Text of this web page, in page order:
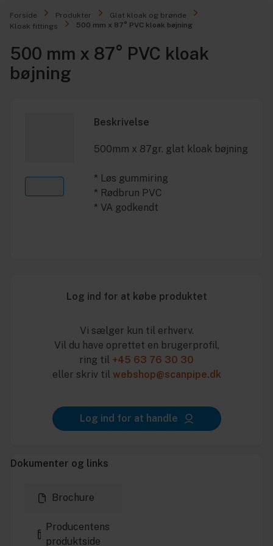
Forside Produkter
Glat kloak og brønde
Kloak fittings
500 mm x 87° PVC kloak bøjning
500 mm x 87° PVC kloak
bøjning
Beskrivelse
500mm x 87gr. glat kloak bøjning
* Løs gummiring
* Rødbrun PVC
* VA godkendt
Log ind for at købe produktet
Vi sælger kun til erhverv.
Vil du have oprettet en brugerprofil,
ring til +45 63 76 30 30
eller skriv til webshop@scanpipe.dk
Log ind for at handle
Dokumenter og links
Brochure
Producentens
produktside